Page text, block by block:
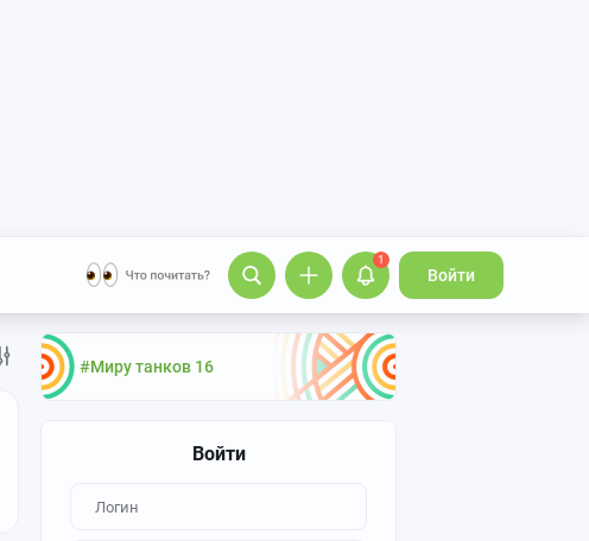
1
Войти
#Миру танков 16
Войти